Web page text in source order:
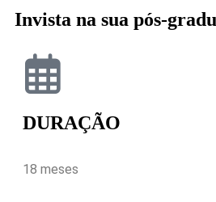
Invista na sua pós-
DURAÇÃO
18 meses